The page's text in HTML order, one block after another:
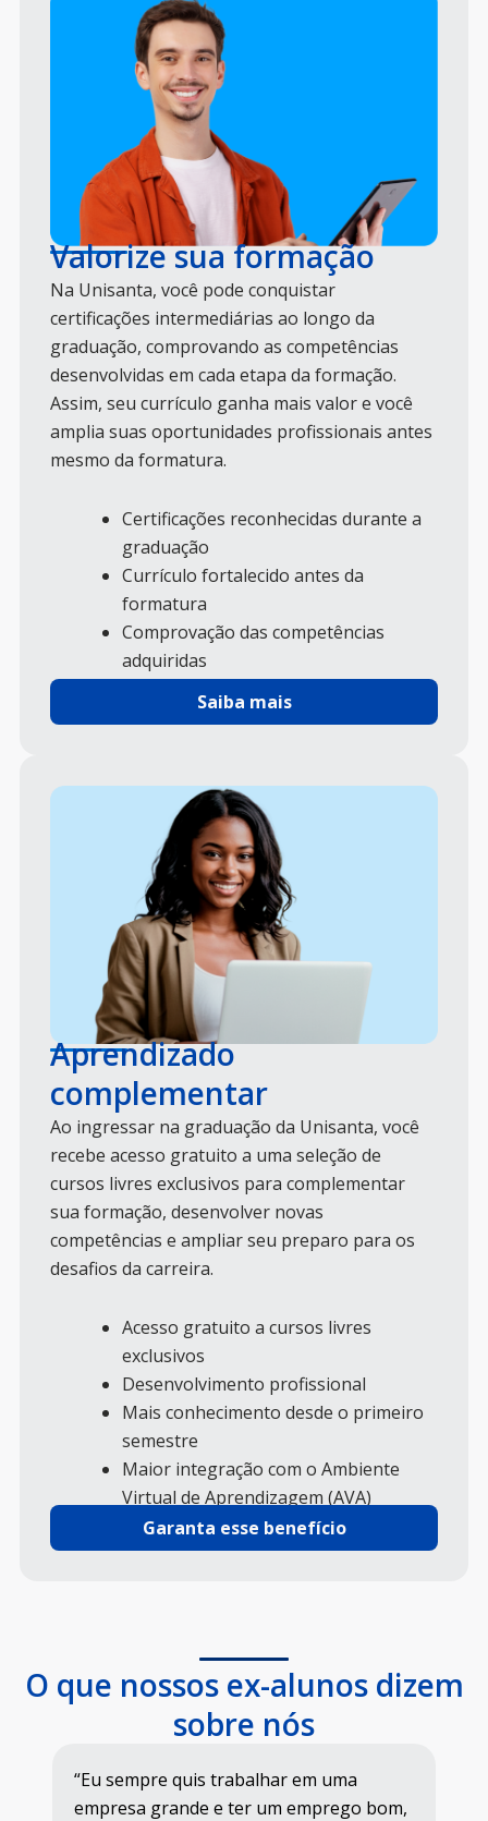
Valorize sua formação
Na Unisanta, você pode conquistar
certificações intermediárias ao longo da
graduação, comprovando as competências
desenvolvidas em cada etapa da formação.
Assim, seu currículo ganha mais valor e você
amplia suas oportunidades profissionais antes
mesmo da formatura.
Certificações reconhecidas durante a
graduação
Currículo fortalecido antes da
formatura
Comprovação das competências
adquiridas
Saiba mais
Aprendizado
complementar
Ao ingressar na graduação da Unisanta, você
recebe acesso gratuito a uma seleção de
cursos livres exclusivos para complementar
sua formação, desenvolver novas
competências e ampliar seu preparo para os
desafios da carreira.
Acesso gratuito a cursos livres
exclusivos
Desenvolvimento profissional
Mais conhecimento desde o primeiro
semestre
Maior integração com o Ambiente
Virtual de Aprendizagem (AVA)
Garanta esse benefício
O que nossos ex-alunos dizem
sobre nós
“Mando mensagens para o professor, o
curso possui aulas ao vivo, um guia da